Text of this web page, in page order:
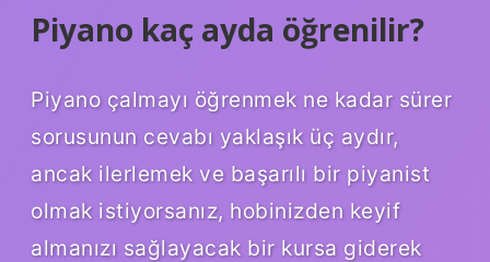
Piyano kaç ayda öğrenilir?
Piyano çalmayı öğrenmek ne kadar sürer
sorusunun cevabı yaklaşık üç aydır,
ancak ilerlemek ve başarılı bir piyanist
olmak istiyorsanız, hobinizden keyif
almanızı sağlayacak bir kursa giderek